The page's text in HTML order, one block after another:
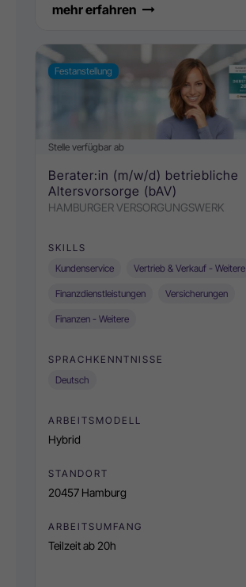
mehr erfahren
Festanstellung
Stelle verfügbar ab
Berater:in (m/w/d) betriebliche
Altersvorsorge (bAV)
HAMBURGER VERSORGUNGSWERK
SKILLS
Kundenservice
Vertrieb & Verkauf - Weitere
Finanzdienstleistungen Versicherungen
Finanzen - Weitere
SPRACHKENNTNISSE
Deutsch
ARBEITSMODELL
Hybrid
STANDORT
20457 Hamburg
ARBEITSUMFANG
Teilzeit ab 20h